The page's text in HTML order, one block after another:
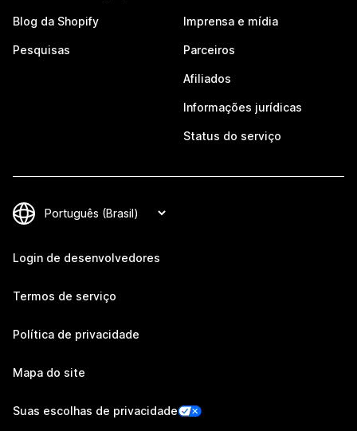
Blog da Shopify
Pesquisas
Imprensa e mídia
Parceiros
Afiliados
Informações jurídicas
Status do serviço
Login de desenvolvedores
Termos de serviço
Política de privacidade
Mapa do site
Suas escolhas de privacidade